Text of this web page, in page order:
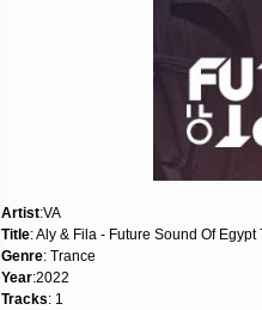
Artist:VA
Title: Aly & Fila - Future Sound Of
Genre: Trance
Year:2022
Tracks: 1